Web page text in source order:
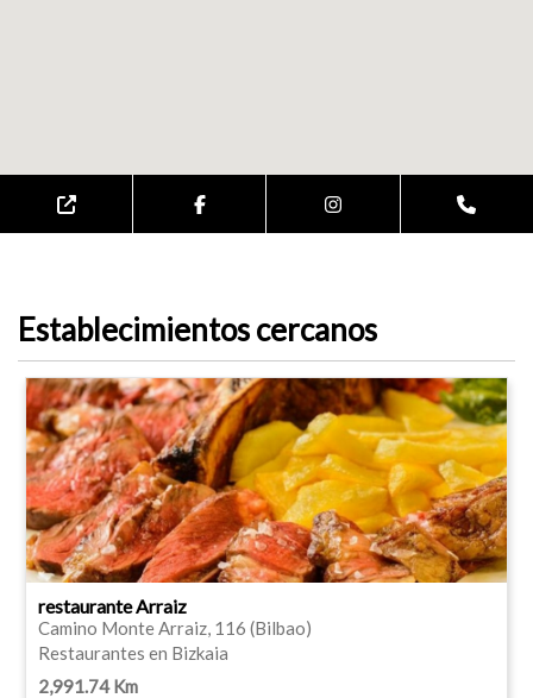
Establecimientos cercanos
restaurante Arraiz
Camino Monte Arraiz, 116 (Bilbao)
Restaurantes en Bizkaia
2,991.74 Km